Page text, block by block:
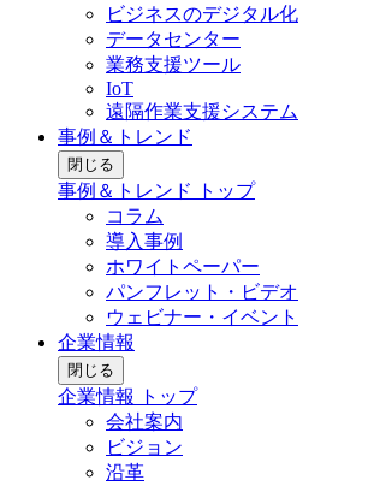
ビジネスのデジタル化
データセンター
業務支援ツール
IoT
遠隔作業支援システム
事例＆トレンド
閉じる
事例＆トレンド トップ
コラム
導入事例
ホワイトペーパー
パンフレット・ビデオ
ウェビナー・イベント
企業情報
閉じる
企業情報 トップ
会社案内
ビジョン
沿革